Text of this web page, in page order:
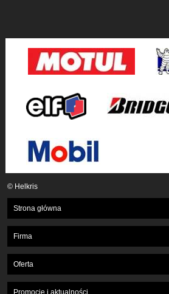
© Helkris
Strona główna
Firma
Oferta
Promocje i aktualności